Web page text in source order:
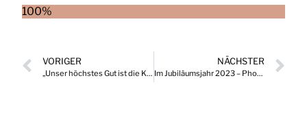
100%
VORIGER
„Unser höchstes Gut ist die Kundenzufriedenheit“
NÄCHSTER
Im Jubiläumsjahr 2023 – Phoenix Contact feiert 100-jähriges Unternehmensbestehen